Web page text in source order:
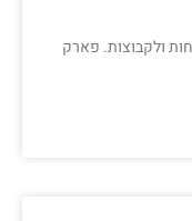
ולקבוצות. פארק